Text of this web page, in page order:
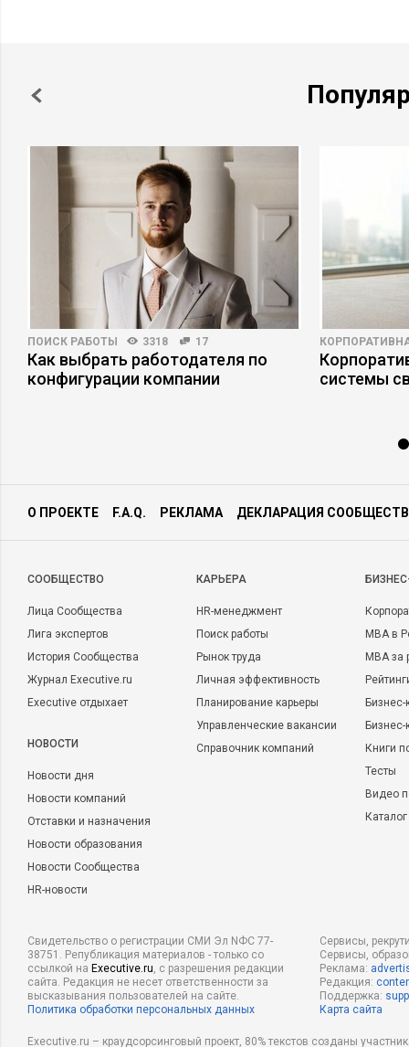
ПОИСК РАБОТЫ 3318 17
Как выбрать работодателя по
конфигурации компании
системы
О ПРОЕКТЕ F.A.Q. РЕКЛАМА ДЕКЛАРАЦИЯ
CООБЩЕСТВО
Лица Сообщества
Лига экспертов
История Сообщества
Журнал Executive.ru
Executive отдыхает
НОВОСТИ
Новости дня
Новости компаний
Отставки и назначения
Новости образования
Новости Сообщества
HR-новости
КАРЬЕРА
HR-менеджмент
Поиск работы
Рынок труда
Личная эффективность
Планирование карьеры
Управленческие вакансии
Справочник компаний
MBA в
MBA
Бизнес-
Книги
Тесты
Видео
Свидетельство о регистрации СМИ Эл NФС 77-
38751. Републикация материалов - только со
ссылкой на Executive.ru, с разрешения редакции
сайта. Редакция не несет ответственности за
высказывания пользователей на сайте.
Политика обработки персональных данных
Сервисы,
Сервисы,
Реклама:
Редакция:
Поддержка:
Карта сайта
Executive.ru – краудсорсинговый проект, 80% текстов созданы